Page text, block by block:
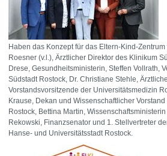
Haben das Konzept für das Eltern-Kind-Zentrum
Roesner (v.l.), Ärztlicher Direktor des Klinikum
Drese, Gesundheitsministerin, Steffen Vollrath,
Südstadt Rostock, Dr. Christiane Stehle,
Vorstandsvorsitzende der Universitätsmedizin
Krause, Dekan und Wissenschaftlicher
Rostock, Bettina Martin,
Rekowski, Finanzsenator und 1. Stellvertreter
Hanse- und Universitätsstadt Rostock.